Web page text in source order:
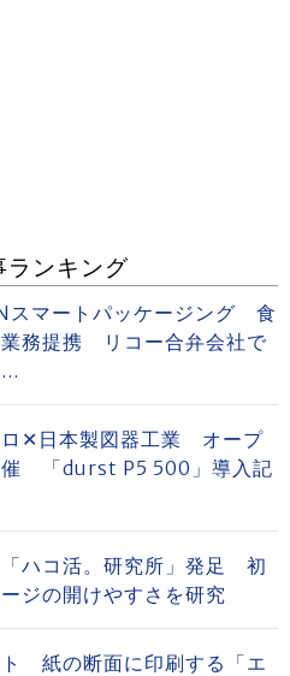
ランキング
スマートパッケージング 食
務提携 リコー合弁会社で
ロ✕日本製図器工業 オープ
催 「durst P5 500」導入記
ハコ活。研究所」発足 初
ジの開けやすさを研究
紙の断面に印刷する「エ